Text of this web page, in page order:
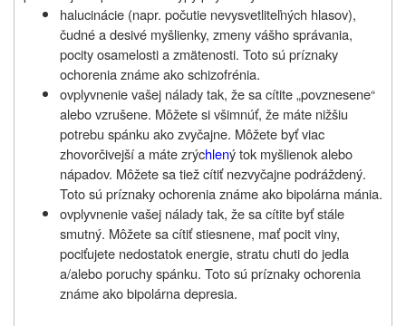
halucinácie (napr. počutie nevysvetliteľných hlasov),
čudné a desivé myšlienky, zmeny vášho správania,
pocity osamelosti a zmätenosti. Toto sú príznaky
ochorenia známe ako schizofrénia.
ovplyvnenie vašej nálady tak, že sa cítite „povznesene“
alebo vzrušene. Môžete sivšimnúť, že máte nižšiu
potrebu spánku ako zvyčajne. Môžete byť viac
zhovorčivejší a máte zrýchlený tok myšlienok alebo
nápadov. Môžete sa tiež cítiť nezvyčajne podráždený.
Toto sú príznaky ochorenia známe ako bipolárna mánia.
ovplyvnenie vašej nálady tak, že sa cítite byť stále
smutný. Môžete sa cítiť stiesnene, mať pocit viny,
pociťujete nedostatok energie, stratu chuti do jedla
a/alebo poruchy spánku. Toto sú príznaky ochorenia
známe ako bipolárna depresia.